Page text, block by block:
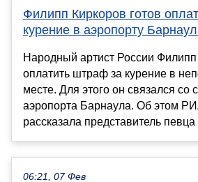
Филипп Киркоров готов
курение в аэропорту
Народный артист России Филипп
оплатить штраф за курение в
месте. Для этого он связался со
аэропорта Барнаула. Об этом
рассказала представитель певца
06:21, 07 Фев